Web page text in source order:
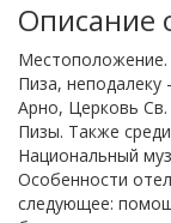
Описание
Местоположение.
Пиза, неподалеку
Арно, Церковь
Пизы. Также
Национальный
Особенности
следующее: